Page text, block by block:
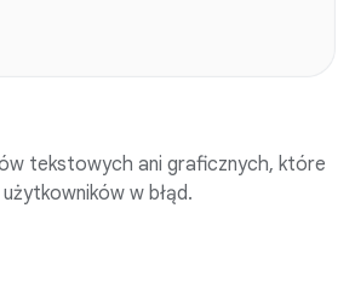
tekstowych ani graficznych, które
w błąd.